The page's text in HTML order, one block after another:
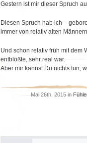
Gestern ist mir dieser Spruch
Diesen Spruch hab ich –
immer von relativ alten
Und schon relativ früh mit dem
entblößte, sehr real war.
Aber mir kannst Du nichts tun,
Mai 26th, 2015 in